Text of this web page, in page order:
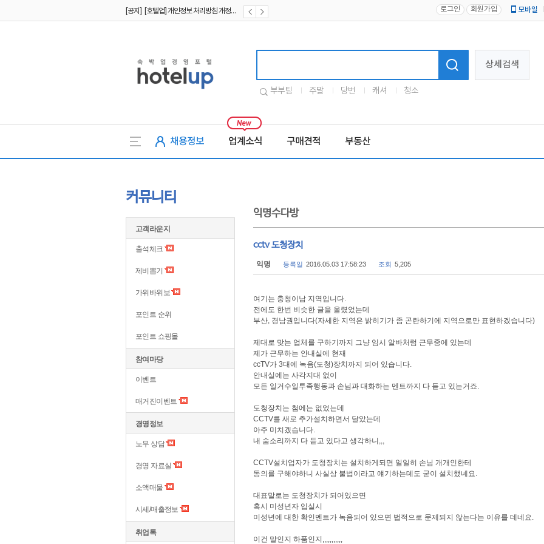
[공지] [호텔업] 유료서비스 이용약관 개정본2 (19.09.02)
로그인 회원가입 모바일
상세검색
부부팀 주말 당번 캐셔 청소
채용정보 업계소식 구매견적 부동산
커뮤니티
고객라운지
출석체크
제비뽑기
가위바위보
포인트 순위
포인트 쇼핑몰
참여마당
이벤트
매거진이벤트
경영정보
노무 상담
경영 자료실
소액매물
시세/매출정보
취업톡
익명수다방
cctv 도청장치
익명 등록일 2016.05.03 17:58:23 조회 5,205
여기는 충청이남 지역입니다.
전에도 한번 비슷한 글을 올렸었는데
부산, 경남권입니다(자세한 지역은 밝히기가 좀 곤란하기에 지역으로만 표현하겠습니다)
제대로 맞는 업체를 구하기까지 그냥 임시 알바처럼 근무중에 있는데
제가 근무하는 안내실에 현재
ccTV가 3대에 녹음(도청)장치까지 되어 있습니다.
안내실에는 사각지대 없이
모든 일거수일투족행동과 손님과 대화하는 멘트까지 다 듣고 있는거죠.
도청장치는 첨에는 없었는데
CCTV를 새로 추가설치하면서 달았는데
아주 미치겠습니다.
내 숨소리까지 다 듣고 있다고 생각하니,,,
CCTV설치업자가 도청장치는 설치하게되면 일일히 손님 개개인한테
동의를 구해야하니 사실상 불법이라고 얘기하는데도 굳이 설치했네요.
대표말로는 도청장치가 되어있으면
혹시 미성년자 입실시
미성년에 대한 확인멘트가 녹음되어 있으면 법적으로 문제되지 않는다는 이유를 데네요.
이건 말인지 하품인지,,,,,,,,,,,